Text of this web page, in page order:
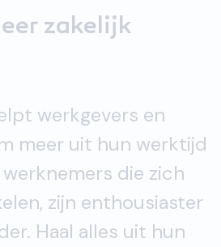
zakelijk
werkgevers en
meer uit hun werktijd
die zich
zijn enthousiaster
Haal alles uit hun